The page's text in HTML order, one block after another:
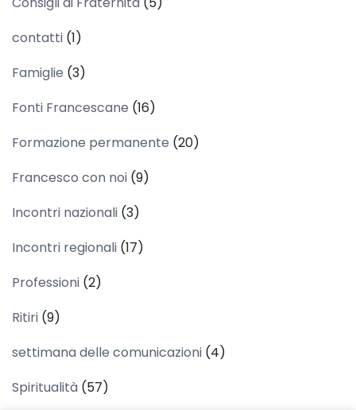
contatti (1)
Famiglie (3)
Fonti Francescane (16)
Formazione permanente (20)
Francesco con noi (9)
Incontri nazionali (3)
Incontri regionali (17)
Professioni (2)
Ritiri (9)
settimana delle comunicazioni (4)
Spiritualità (57)